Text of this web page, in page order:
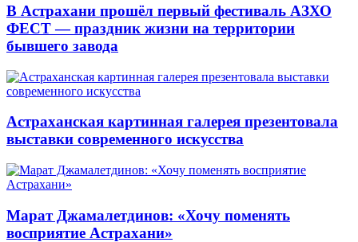
В Астрахани прошёл первый фестиваль АЗХО
ФЕСТ — праздник жизни на территории
бывшего завода
Астраханская картинная галерея презентовала
выставки современного искусства
Марат Джамалетдинов: «Хочу поменять
восприятие Астрахани»